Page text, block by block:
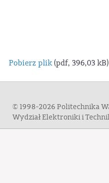
Pobierz plik(pdf, 396,03 kB)
© 1998-2026 Politechnika
Wydział Elektroniki i